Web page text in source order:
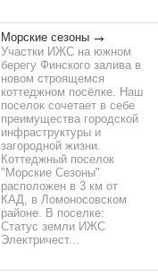
Морские сезоны
Участки ИЖС на южном
берегу Финского залива в
новом строящемся
коттеджном посёлке. Наш
поселок сочетает в себе
преимущества городской
инфраструктуры и
загородной жизни.
Коттеджный поселок
"Морские Сезоны"
расположен в 3 км от
КАД, в Ломоносовском
районе. В поселке:
Статус земли ИЖС
Электричест...